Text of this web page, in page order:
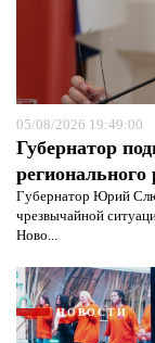
05/08/2026 19:49:00
Губернатор
Губернатор Юрий
чрезвычайной
Ново...
НОВОСТИ